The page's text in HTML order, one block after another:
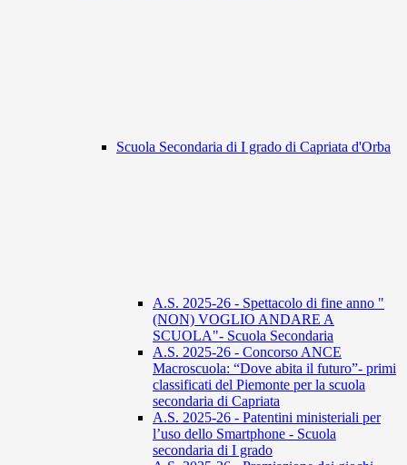
Scuola Secondaria di I grado di Capriata d'Orba
A.S. 2025-26 - Spettacolo di fine anno "
(NON) VOGLIO ANDARE A
SCUOLA"- Scuola Secondaria
A.S. 2025-26 - Concorso ANCE
Macroscuola: “Dove abita il futuro”- primi
classificati del Piemonte per la scuola
secondaria di Capriata
A.S. 2025-26 - Patentini ministeriali per
l’uso dello Smartphone - Scuola
secondaria di I grado